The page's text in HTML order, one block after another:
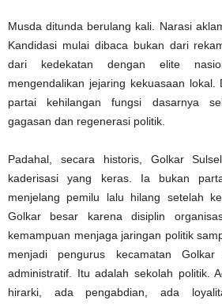
Musda ditunda berulang kali. Narasi
Kandidasi mulai dibaca bukan dari
dari kedekatan dengan elite
mengendalikan jejaring kekuasaan lokal.
partai kehilangan fungsi dasarnya
gagasan dan regenerasi politik.
Padahal, secara historis, Golkar
kaderisasi yang keras. Ia bukan
menjelang pemilu lalu hilang setelah
Golkar besar karena disiplin
kemampuan menjaga jaringan politik
menjadi pengurus kecamatan
administratif. Itu adalah sekolah politik.
hirarki, ada pengabdian, ada